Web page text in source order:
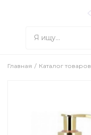
Главная Каталог товаров